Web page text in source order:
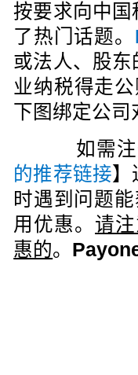
按要求向中国
了热门话题。
或法人、股
业纳税得走
下图绑定公司
如需注
的推荐链接
时遇到问题
用优惠。 请
惠的。